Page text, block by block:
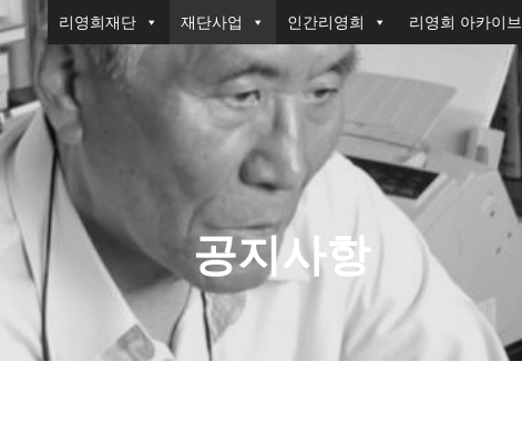
리영희재단 재단사업 인간리영희 리영희 아카이브
공지사항